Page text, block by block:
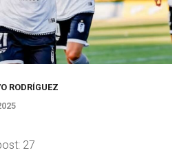
RODRÍGUEZ
27